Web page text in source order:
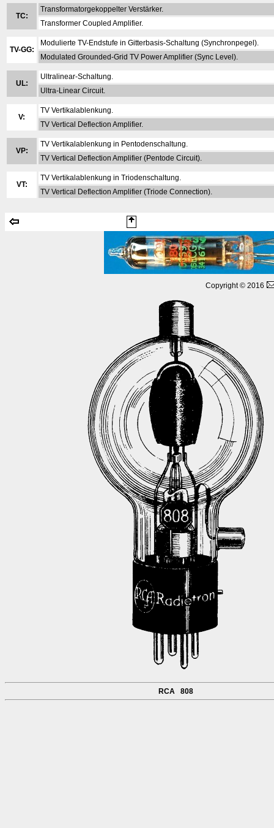
TC:
Transformatorgekoppelter Verstärker.
Transformer Coupled Amplifier.
TV-GG:
Modulierte TV-Endstufe in Gitterbasis-Schaltung (Synchronpegel).
Modulated Grounded-Grid TV Power Amplifier (Sync Level).
UL:
Ultralinear-Schaltung.
Ultra-Linear Circuit.
V:
TV Vertikalablenkung.
TV Vertical Deflection Amplifier.
VP:
TV Vertikalablenkung in Pentodenschaltung.
TV Vertical Deflection Amplifier (Pentode Circuit).
VT:
TV Vertikalablenkung in Triodenschaltung.
TV Vertical Deflection Amplifier (Triode Connection).
Copyright © 2016
RCA 808